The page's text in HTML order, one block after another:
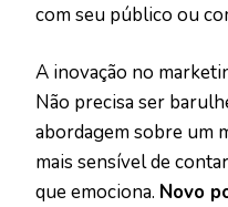
com seu público ou
A inovação no
Não precisa ser
abordagem sobre um
mais sensível de
que emociona. Novo